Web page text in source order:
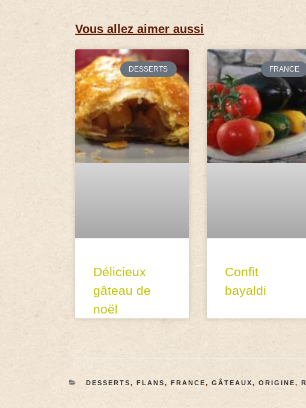
Vous allez aimer aussi
DESSERTS
Délicieux
gâteau de
noël
FRANCE
Confit
bayaldi
DESSERTS, FLANS, FRANCE, GÂTEAUX, ORIGINE,